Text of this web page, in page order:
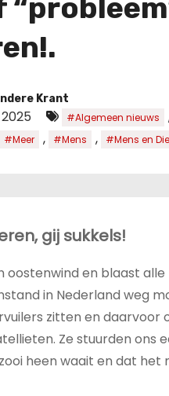
Krant
#Algemeen nieuws
#Meer , #Mens , #Mens en
gij sukkels!
oostenwind en blaast
in Nederland weg
zitten en daarvoor
Ze stuurden ons
heen waait en dat het